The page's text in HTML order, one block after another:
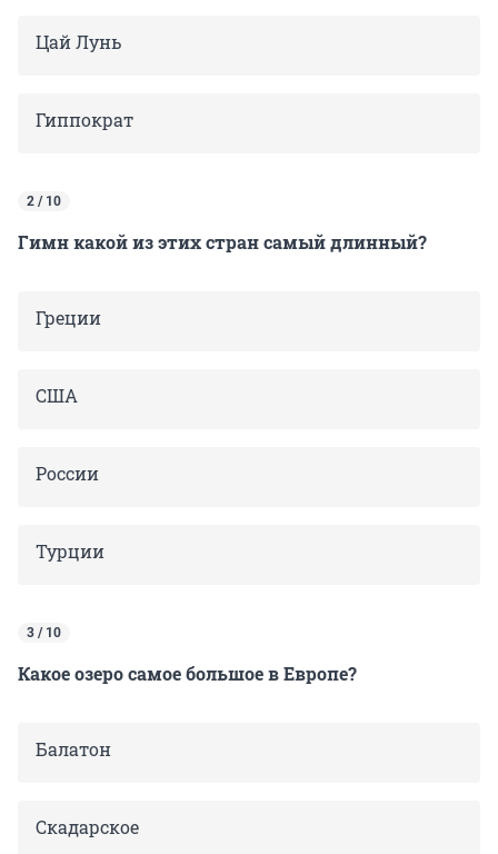
Цай Лунь
Гиппократ
2 / 10
Гимн какой из этих стран самый длинный?
Греции
США
России
Турции
3 / 10
Какое озеро самое большое в Европе?
Балатон
Скадарское